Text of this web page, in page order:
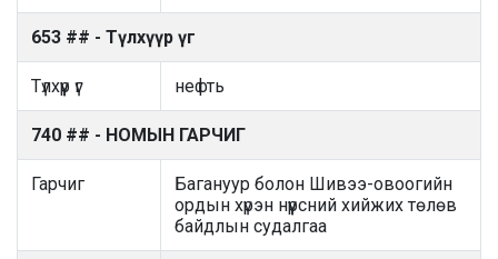
653 ## - Түлхүүр үг
Түлхүүр үг нефть
740 ## - НОМЫН ГАРЧИГ
Гарчиг
Багануур болон Шивээ-овоогийн
ордын хүрэн нүүрсний хийжих төлөв
байдлын судалгаа